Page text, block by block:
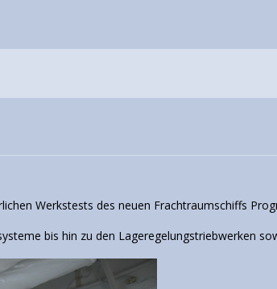
Werkstests des neuen Frachtraumschiffs
bis hin zu den Lageregelungstriebwerken